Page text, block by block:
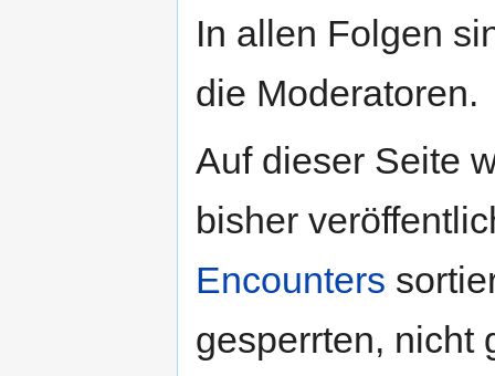
In allen Folgen
die Moderatoren.
Auf dieser Seite
bisher
Encounters
gesperrten, nicht